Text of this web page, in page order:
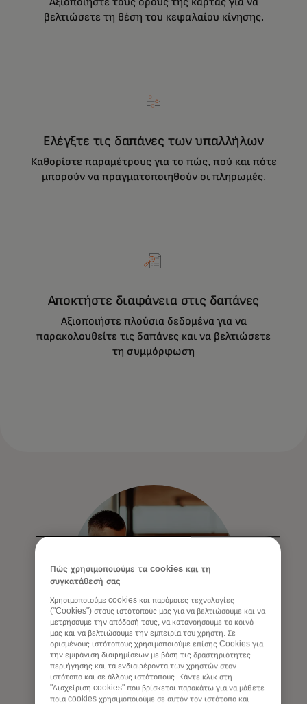
βελτιώσετε τη θέση του κεφαλαίου κίνησης.
Ελέγξτε τις δαπάνες των υπαλλήλων
Καθορίστε παραμέτρους για το πώς, πού και πότε
μπορούν να πραγματοποιηθούν οι πληρωμές.
Αποκτήστε διαφάνεια στις δαπάνες
Αξιοποιήστε πλούσια δεδομένα για να
παρακολουθείτε τις δαπάνες και να βελτιώσετε
τη συμμόρφωση
Εμπλουτίστε τις διαδικασίες
πληρωμής με δεδομένα
Πώς χρησιμοποιούμε τα cookies και τη
συγκατάθεσή σας
Χρησιμοποιούμε cookies και παρόμοιες τεχνολογίες
("Cookies") στους ιστότοπούς μας για να βελτιώσουμε και να
μετρήσουμε την απόδοσή τους, να κατανοήσουμε το κοινό
μας και να βελτιώσουμε την εμπειρία του χρήστη. Σε
ορισμένους ιστότοπους χρησιμοποιούμε επίσης Cookies για
την εμφάνιση διαφημίσεων με βάση τις δραστηριότητες
περιήγησης και τα ενδιαφέροντα των χρηστών στον
ιστότοπο και σε άλλους ιστότοπους. Κάντε κλικ στη
"Διαχείριση cookies" που βρίσκεται παρακάτω για να μάθετε
ποια cookies χρησιμοποιούμε σε αυτόν τον ιστότοπο και